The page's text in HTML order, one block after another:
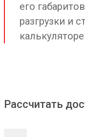
его
разгрузки и
калькуляторе
Рассчитать